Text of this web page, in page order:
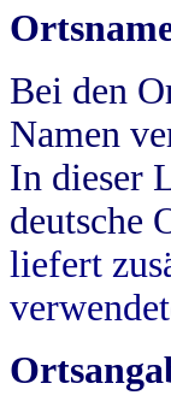
Bei den
Namen
In dieser
deutsche
liefert